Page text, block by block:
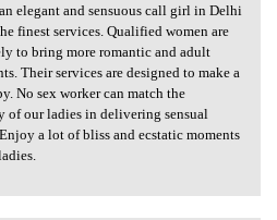
elegant and sensuous call girl in Delhi
finest services. Qualified women are
to bring more romantic and adult
Their services are designed to make a
No sex worker can match the
of our ladies in delivering sensual
a lot of bliss and ecstatic moments